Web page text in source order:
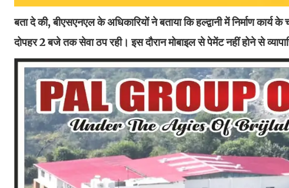
बता दे की, बीएसएनएल के अधिकारियों ने बताया कि हल्द्वानी में निर्माण
दोपहर 2 बजे तक सेवा ठप रही। इस दौरान मोबाइल से पेमेंट नहीं होने से